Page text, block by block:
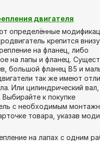
двигателя
определённые
крепится
на фланец, либо
на лапы и фланец.
большой фланец В5 и
так же имеют
Или цилиндрический вал,
Выбирайте к покупке
с необходимым
товара, указав
на лапах с одним